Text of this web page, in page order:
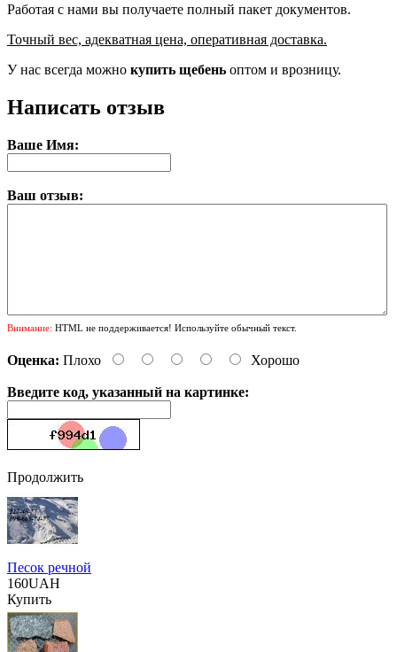
Работая с нами вы получаете полный пакет документов.
Точный вес, адекватная цена, оперативная доставка.
У нас всегда можно купить щебень оптом и врозницу.
Написать отзыв
Ваше Имя:
Ваш отзыв:
Внимание: HTML не поддерживается! Используйте обычный текст.
Оценка: Плохо Хорошо
Введите код, указанный на картинке:
Продолжить
Песок речной
160UAH
Купить